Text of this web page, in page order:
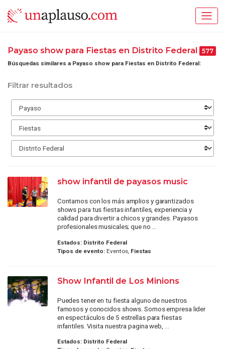
Payaso show para Fiestas en Distrito Federal 577
Búsquedas similares a Payaso show para Fiestas en Distrito Federal:
Filtrar resultados
show infantil de payasos music
Contamos con los más amplios y garantizados
shows para tus fiestas infantiles, experiencia y
calidad para divertir a chicos y grandes. Payasos
profesionales musicales; que no ...
Estados: Distrito Federal
Tipos de evento:Eventos, Fiestas
Show Infantil de Los Minions
Puedes tener en tu fiesta alguno de nuestros
famosos y conocidos shows. Somos empresa lider
en espectáculos de 5 estrellas para fiestas
infantiles. Visita nuestra pagina web, ...
Estados: Distrito Federal